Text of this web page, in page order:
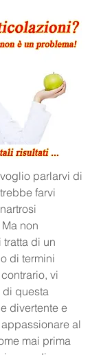
parlarvi di
farvi
non
di un
di termini
vi
questa
divertente e
al
mai prima